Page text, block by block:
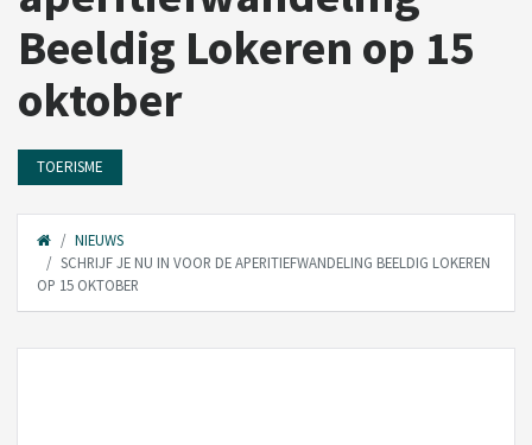
Beeldig Lokeren op 15
oktober
TOERISME
NIEUWS
SCHRIJF JE NU IN VOOR DE APERITIEFWANDELING BEELDIG LOKEREN
OP 15 OKTOBER